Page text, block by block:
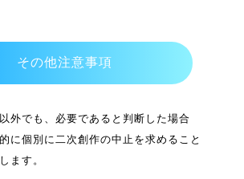
その他注意事項
外でも、必要であると判断した場合
に個別に二次創作の中止を求めること
ます。